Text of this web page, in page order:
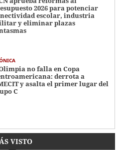
2026 para potenciar
escolar, industria
y eliminar plazas
no falla en Copa
derrota a
y asalta el primer lugar del
C
VISTO